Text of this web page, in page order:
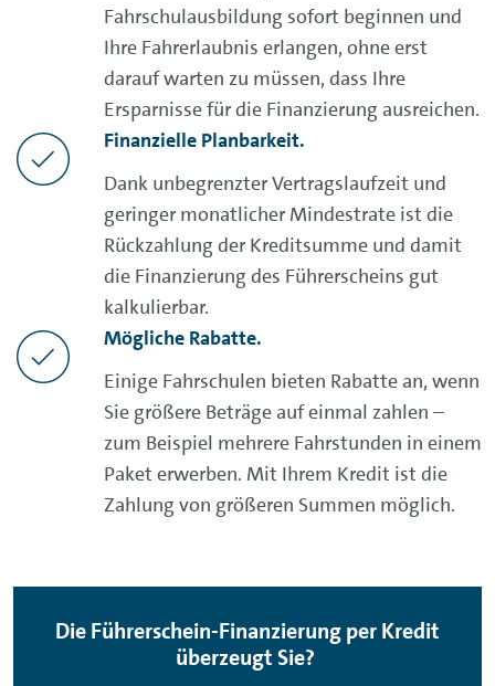
Fahrschulausbildung sofort beginnen und
Ihre Fahrerlaubnis erlangen, ohne erst
darauf warten zu müssen, dass Ihre
Ersparnisse für die Finanzierung ausreichen.
Finanzielle Planbarkeit.
Dank unbegrenzter Vertragslaufzeit und
geringer monatlicher Mindestrate ist die
Rückzahlung der Kreditsumme und damit
die Finanzierung des Führerscheins gut
kalkulierbar.
Mögliche Rabatte.
Einige Fahrschulen bieten Rabatte an, wenn
Sie größere Beträge auf einmal zahlen –
zum Beispiel mehrere Fahrstunden in einem
Paket erwerben. Mit Ihrem Kredit ist die
Zahlung von größeren Summen möglich.
Die Führerschein-Finanzierung per Kredit
überzeugt Sie?